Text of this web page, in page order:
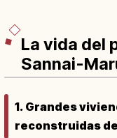
La vida del
Sannai-
1. Grandes
reconstruidas